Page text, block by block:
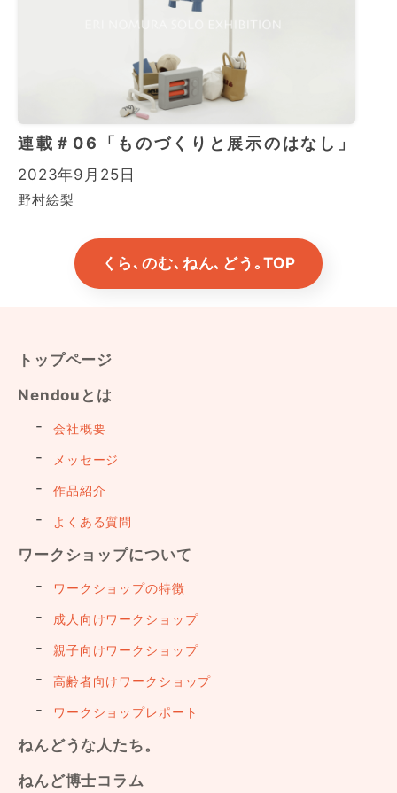
連載＃06「ものづくりと展示のはなし」
2023年9月25日
野村絵梨
くら､のむ､ねん､どう｡TOP
トップページ
Nendouとは
会社概要
メッセージ
作品紹介
よくある質問
ワークショップについて
ワークショップの特徴
成人向けワークショップ
親子向けワークショップ
高齢者向けワークショップ
ワークショップレポート
ねんどうな人たち。
ねんど博士コラム